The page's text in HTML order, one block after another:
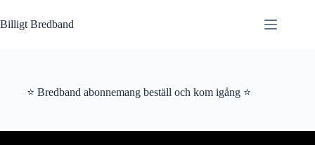
till
innehåll
Billigt Bredband
⭐ Bredband abonnemang beställ och kom igång ⭐